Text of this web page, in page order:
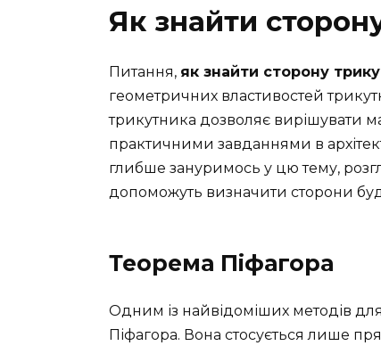
Як знайти
Питання, як знайти сторону
геометричних властивостей
трикутника дозволяє вирішувати
практичними завданнями в
глибше зануримось у цю тему,
допоможуть визначити сторони
Теорема Піфагора
Одним із найвідоміших методів
Піфагора. Вона стосується лише